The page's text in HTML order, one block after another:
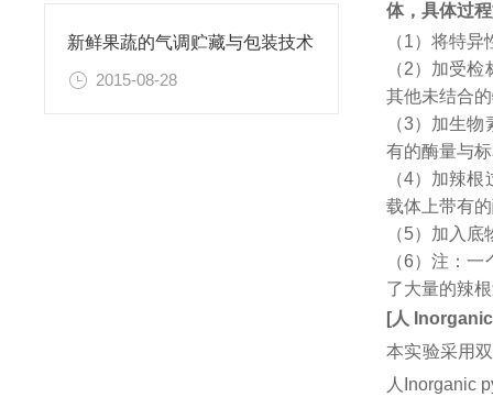
新鲜果蔬的气调贮藏与包装技术
2015-08-28
体，具体过
（1）将特
（2）加受
其他未结合
（3）加生
有的酶量与
（4）加辣
载体上带有
（5）加入
（6）注：
了大量的辣
[人
本实验采用
人Inorganic